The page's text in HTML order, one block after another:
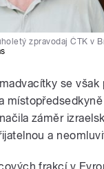
zpravodaj ČTK v
se však
záměr
a